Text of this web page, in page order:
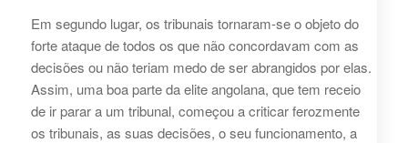
Em segundo lugar, os tribunais tornaram-se o objeto do
forte ataque de todos os que não concordavam com as
decisões ou não teriam medo de ser abrangidos por elas.
Assim, uma boa parte da elite angolana, que tem receio
de ir parar a um tribunal, começou a criticar ferozmente
os tribunais, as suas decisões, o seu funcionamento, a